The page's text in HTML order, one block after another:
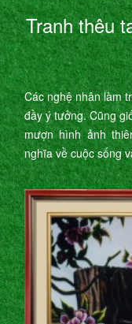
Tranh thêu
Các nghệ nhân làm
đầy ý tưởng. Cũng
mượn hình ảnh
nghĩa về cuộc sống